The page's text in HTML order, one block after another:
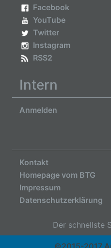
Facebook
YouTube
Twitter
Instagram
RSS2
Intern
Anmelden
Kontakt
Homepage vom BTG
Impressum
Datenschutzerklärung
Der schnellste
©2015-2017